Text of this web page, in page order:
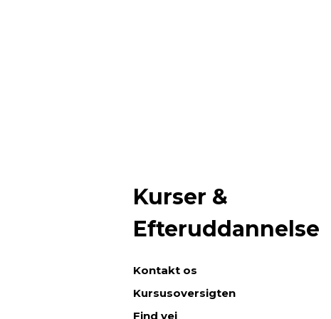
Kurser &
Efteruddannelse
Kontakt os
Kursusoversigten
Find vej